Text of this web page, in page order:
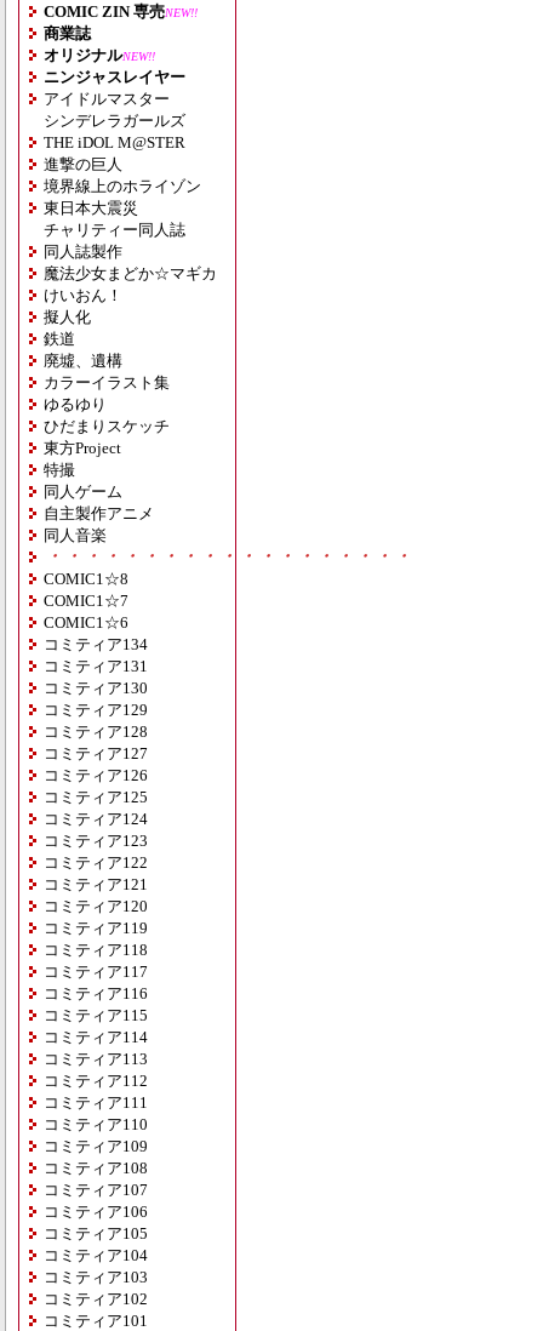
COMIC ZIN 専売NEW!!
商業誌
オリジナルNEW!!
ニンジャスレイヤー
アイドルマスター
シンデレラガールズ
THE iDOL M@STER
進撃の巨人
境界線上のホライゾン
東日本大震災
チャリティー同人誌
同人誌製作
魔法少女まどか☆マギカ
けいおん！
擬人化
鉄道
廃墟、遺構
カラーイラスト集
ゆるゆり
ひだまりスケッチ
東方Project
特撮
同人ゲーム
自主製作アニメ
同人音楽
・・・・・・・・・・・・・・・・・・・
COMIC1☆8
COMIC1☆7
COMIC1☆6
コミティア134
コミティア131
コミティア130
コミティア129
コミティア128
コミティア127
コミティア126
コミティア125
コミティア124
コミティア123
コミティア122
コミティア121
コミティア120
コミティア119
コミティア118
コミティア117
コミティア116
コミティア115
コミティア114
コミティア113
コミティア112
コミティア111
コミティア110
コミティア109
コミティア108
コミティア107
コミティア106
コミティア105
コミティア104
コミティア103
コミティア102
コミティア101